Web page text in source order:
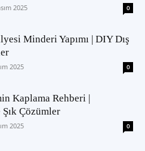
2025 0
Minderi Yapımı | DIY Dış
2025 0
Kaplama Rehberi |
Şık Çözümler
2025 0